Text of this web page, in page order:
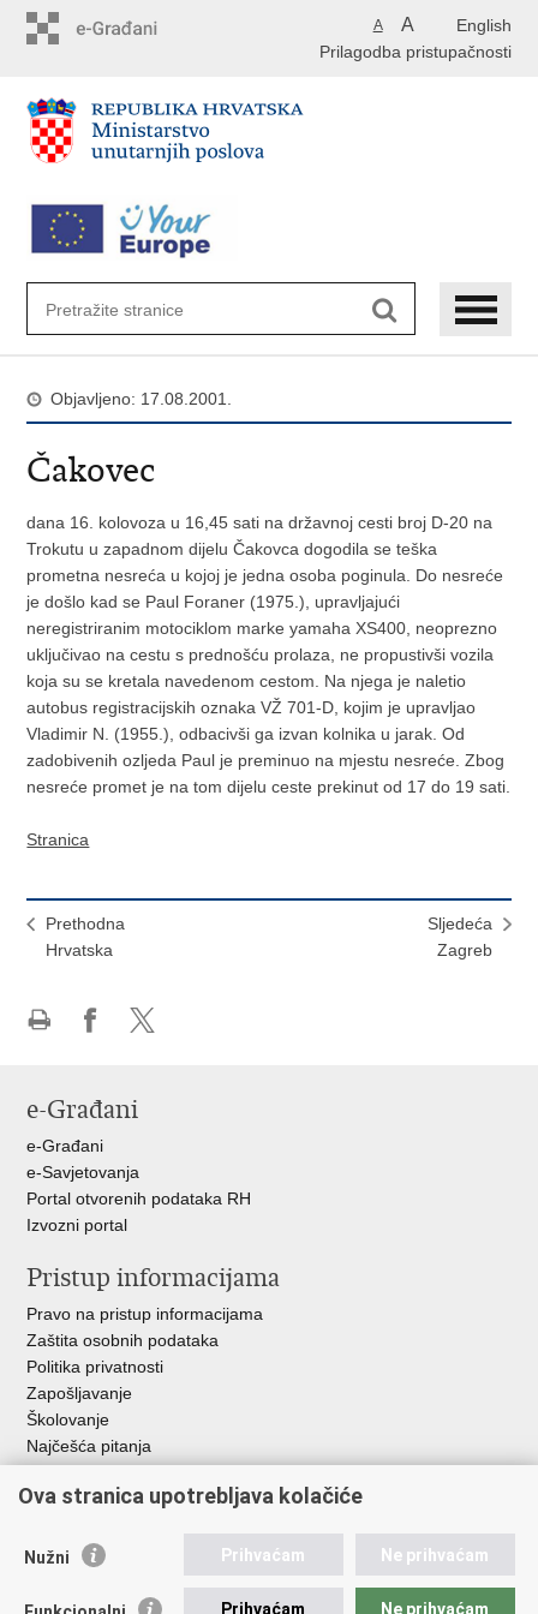
English
A A
Prilagodba pristupačnosti
Objavljeno: 17.08.2001.
Čakovec
dana 16. kolovoza u 16,45 sati na državnoj cesti broj D-20 na
Trokutu u zapadnom dijelu Čakovca dogodila se teška
prometna nesreća u kojoj je jedna osoba poginula. Do nesreće
je došlo kad se Paul Foraner (1975.), upravljajući
neregistriranim motociklom marke yamaha XS400, neoprezno
uključivao na cestu s prednošću prolaza, ne propustivši vozila
koja su se kretala navedenom cestom. Na njega je naletio
autobus registracijskih oznaka VŽ 701-D, kojim je upravljao
Vladimir N. (1955.), odbacivši ga izvan kolnika u jarak. Od
zadobivenih ozljeda Paul je preminuo na mjestu nesreće. Zbog
nesreće promet je na tom dijelu ceste prekinut od 17 do 19 sati.
Stranica
Prethodna
Hrvatska
Sljedeća
Zagreb
Facebooku
X-
e-Građani
e-Građani
e-Savjetovanja
Portal otvorenih podataka RH
Izvozni portal
Pristup informacijama
Pravo na pristup informacijama
Zaštita osobnih podataka
Politika privatnosti
Zapošljavanje
Školovanje
Najčešća pitanja
Važne poveznice
EMN Nacionalna kontaktna točka za Republiku Hrvatsku
Ova stranica upotrebljava kolačiće
Nužni Prihvaćam Ne prihvaćam
Prihvaćam Ne prihvaćam